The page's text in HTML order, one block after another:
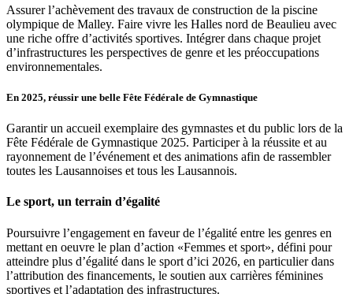
Assurer l’achèvement des travaux de construction de la piscine
olympique de Malley. Faire vivre les Halles nord de Beaulieu avec
une riche offre d’activités sportives. Intégrer dans chaque projet
d’infrastructures les perspectives de genre et les préoccupations
environnementales.
En 2025, réussir une belle Fête Fédérale de Gymnastique
Garantir un accueil exemplaire des gymnastes et du public lors de la
Fête Fédérale de Gymnastique 2025. Participer à la réussite et au
rayonnement de l’événement et des animations afin de rassembler
toutes les Lausannoises et tous les Lausannois.
Le sport, un terrain d’égalité
Poursuivre l’engagement en faveur de l’égalité entre les genres en
mettant en oeuvre le plan d’action «Femmes et sport», défini pour
atteindre plus d’égalité dans le sport d’ici 2026, en particulier dans
l’attribution des financements, le soutien aux carrières féminines
sportives et l’adaptation des infrastructures.